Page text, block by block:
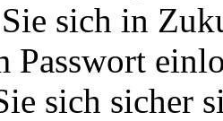
sich in
Passwort
sich sicher